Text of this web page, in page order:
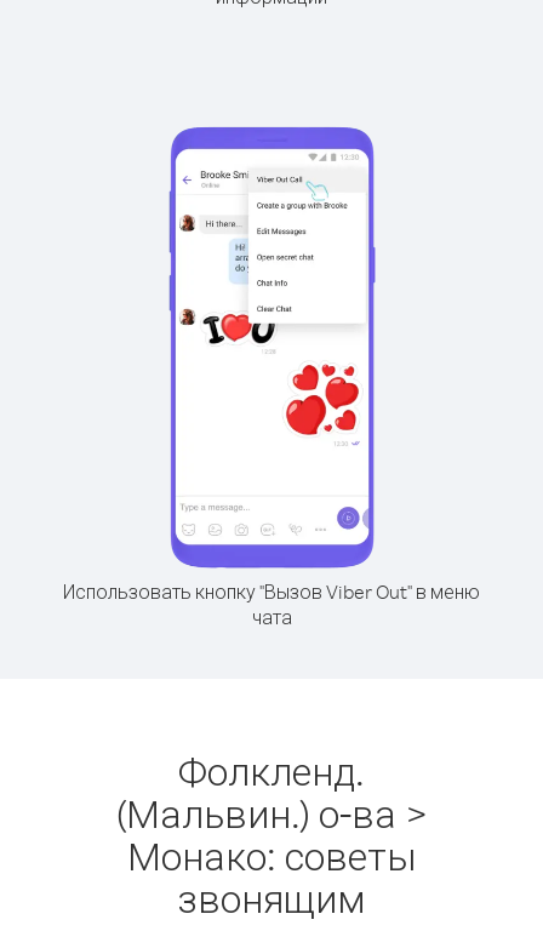
Использовать кнопку "Вызов Viber Out" в меню
чата
Фолкленд.
(Мальвин.) о-ва >
Монако: советы
звонящим